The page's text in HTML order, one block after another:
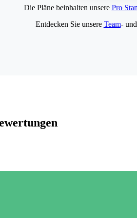
Die Pläne beinhalten unsere Pro
Entdecken Sie unsere Team- und